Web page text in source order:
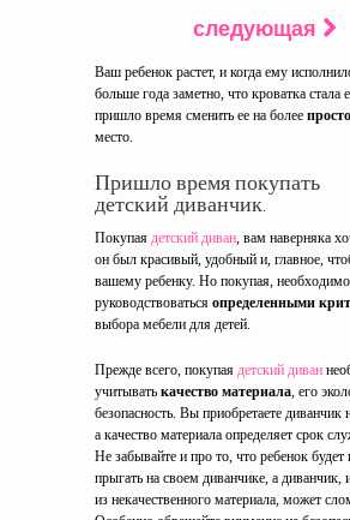
следующая
Ваш ребенок растет, и когда ему
больше года заметно, что кроватка стала
пришло время сменить ее на более
место.
Пришло время покупать
детский диванчик.
Покупая детский диван, вам наверняка
он был красивый, удобный и, главное,
вашему ребенку. Но покупая, необходимо
руководствоваться определенными
выбора мебели для детей.
Прежде всего, покупая детский диван
учитывать качество материала, его
безопасность. Вы приобретаете диванчик
а качество материала определяет срок
Не забывайте и про то, что ребенок будет
прыгать на своем диванчике, а диванчик,
из некачественного материала, может